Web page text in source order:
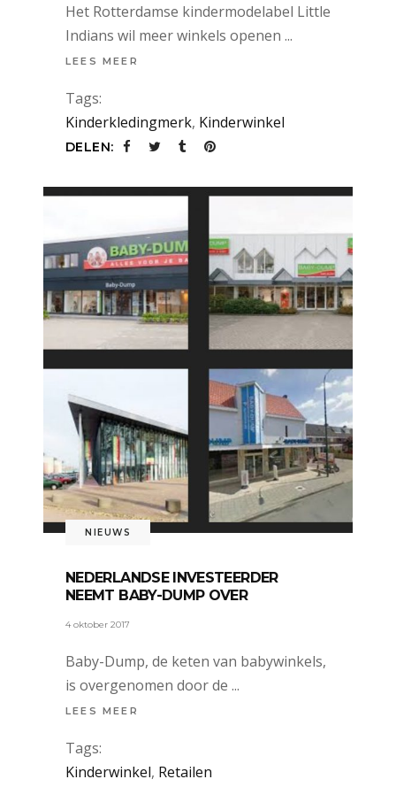
Het Rotterdamse kindermodelabel Little
Indians wil meer winkels openen
LEES MEER
Tags:
Kinderkledingmerk, Kinderwinkel
DELEN:
NIEUWS
NEDERLANDSE INVESTEERDER
NEEMT BABY-DUMP OVER
4 oktober 2017
Baby-Dump, de keten van babywinkels,
is overgenomen door de
LEES MEER
Tags:
Kinderwinkel, Retailen